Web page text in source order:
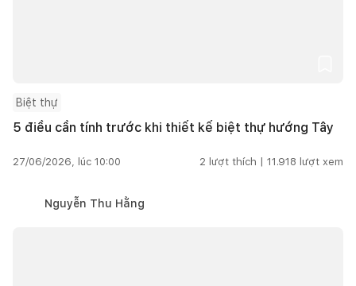
Biệt thự
5 điều cần tính trước khi thiết kế biệt thự hướng Tây
27/06/2026, lúc 10:00 2 lượt thích | 11.918 lượt xem
Nguyễn Thu Hằng